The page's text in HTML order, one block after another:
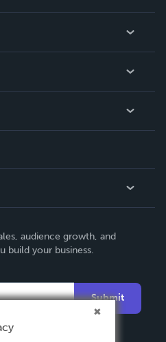
audience growth, and
build your business.
Submit